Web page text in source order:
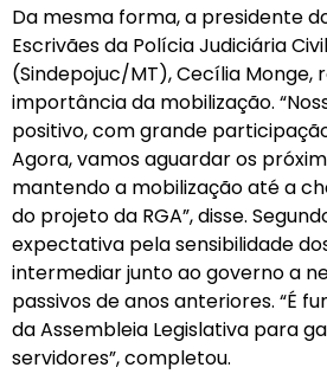
Da mesma forma, a presidente
Escrivães da Polícia Judiciária
(Sindepojuc/MT), Cecília Monge,
importância da mobilização.
positivo, com grande
Agora, vamos aguardar os
mantendo a mobilização até a
do projeto da RGA”, disse.
expectativa pela sensibilidade
intermediar junto ao governo a
passivos de anos anteriores. “É
da Assembleia Legislativa para
servidores”, completou.